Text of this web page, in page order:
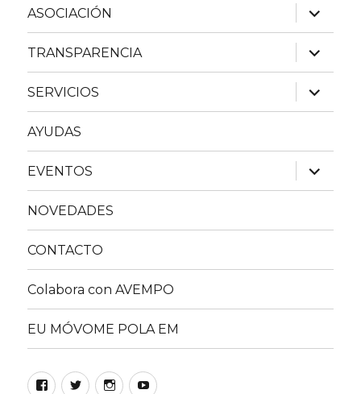
ASOCIACIÓN
expande
el
menú
inferior
TRANSPARENCIA
expande
el
menú
inferior
SERVICIOS
expande
el
menú
AYUDAS
EVENTOS
expande
el
menú
NOVEDADES
CONTACTO
Colabora con AVEMPO
EU MÓVOME POLA EM
Facebook
TwitterInstagram
YouTube